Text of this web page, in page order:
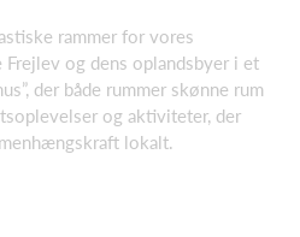
rammer for vores
Frejlev og dens oplandsbyer i et
der både rummer skønne rum
og aktiviteter, der
lokalt.